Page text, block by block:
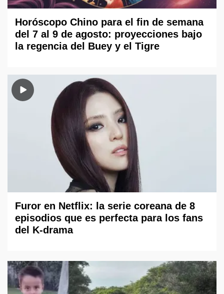
Horóscopo Chino para el fin de semana
del 7 al 9 de agosto: proyecciones bajo
la regencia del Buey y el Tigre
Furor en Netflix: la serie coreana de 8
episodios que es perfecta para los fans
del K-drama